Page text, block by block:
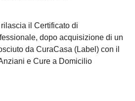
rilascia il Certificato di
dopo acquisizione di un
da CuraCasa (Label) con il
e Cure a Domicilio